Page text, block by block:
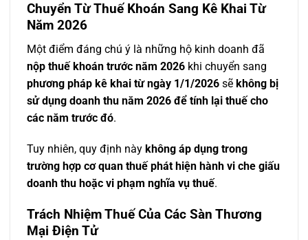
Chuyển Từ Thuế Khoán Sang Kê Khai Từ
Năm 2026
Một điểm đáng chú ý là những hộ kinh doanh đã
nộp thuế khoán trước năm 2026 khi chuyển sang
phương pháp kê khai từ ngày 1/1/2026 sẽ không bị
sử dụng doanh thu năm 2026 để tính lại thuế cho
các năm trước đó.
Tuy nhiên, quy định này không áp dụng trong
trường hợp cơ quan thuế phát hiện hành vi che giấu
doanh thu hoặc vi phạm nghĩa vụ thuế.
Trách Nhiệm Thuế Của Các Sàn Thương
Mại Điện Tử